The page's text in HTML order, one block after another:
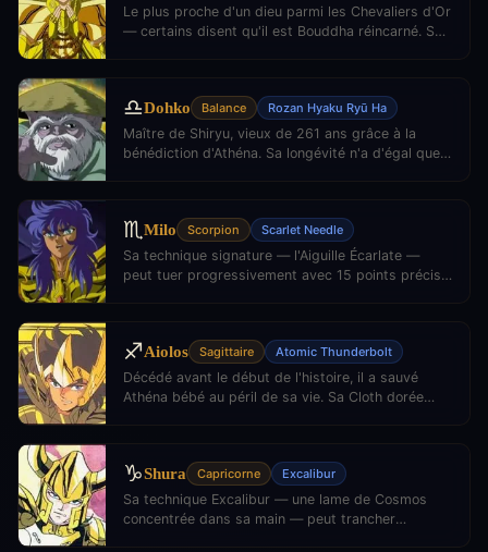
Le plus proche d'un dieu parmi les Chevaliers d'Or
— certains disent qu'il est Bouddha réincarné. Ses
♎Dohko Balance Rozan Hyaku Ryū Ha
Maître de Shiryu, vieux de 261 ans grâce à la
bénédiction d'Athéna. Sa longévité n'a d'égal que
♏Milo Scorpion Scarlet Needle
Sa technique signature — l'Aiguille Écarlate —
peut tuer progressivement avec 15 points précis
♐Aiolos Sagittaire Atomic Thunderbolt
Décédé avant le début de l'histoire, il a sauvé
Athéna bébé au péril de sa vie. Sa Cloth dorée
♑Shura Capricorne Excalibur
Sa technique Excalibur — une lame de Cosmos
concentrée dans sa main — peut trancher